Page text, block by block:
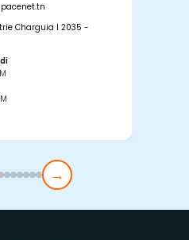
Charguia I 2035 -
→